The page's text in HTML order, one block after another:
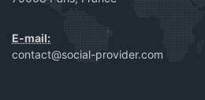
E-mail:
contact@social-provider.com